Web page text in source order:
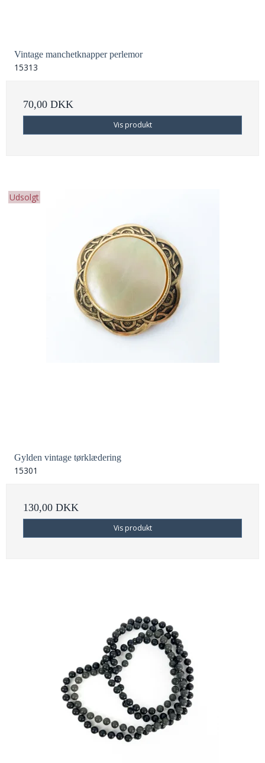
Vintage manchetknapper perlemor
15313
70,00 DKK
Vis produkt
Udsolgt
Gylden vintage tørklædering
15301
130,00 DKK
Vis produkt